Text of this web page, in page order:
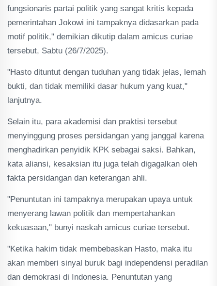
fungsionaris partai politik yang sangat kritis kepada
pemerintahan Jokowi ini tampaknya didasarkan pada
motif politik," demikian dikutip dalam amicus curiae
tersebut, Sabtu (26/7/2025).
"Hasto dituntut dengan tuduhan yang tidak jelas, lemah
bukti, dan tidak memiliki dasar hukum yang kuat,"
lanjutnya.
Selain itu, para akademisi dan praktisi tersebut
menyinggung proses persidangan yang janggal karena
menghadirkan penyidik KPK sebagai saksi. Bahkan,
kata aliansi, kesaksian itu juga telah digagalkan oleh
fakta persidangan dan keterangan ahli.
"Penuntutan ini tampaknya merupakan upaya untuk
menyerang lawan politik dan mempertahankan
kekuasaan," bunyi naskah amicus curiae tersebut.
"Ketika hakim tidak membebaskan Hasto, maka itu
akan memberi sinyal buruk bagi independensi peradilan
dan demokrasi di Indonesia. Penuntutan yang